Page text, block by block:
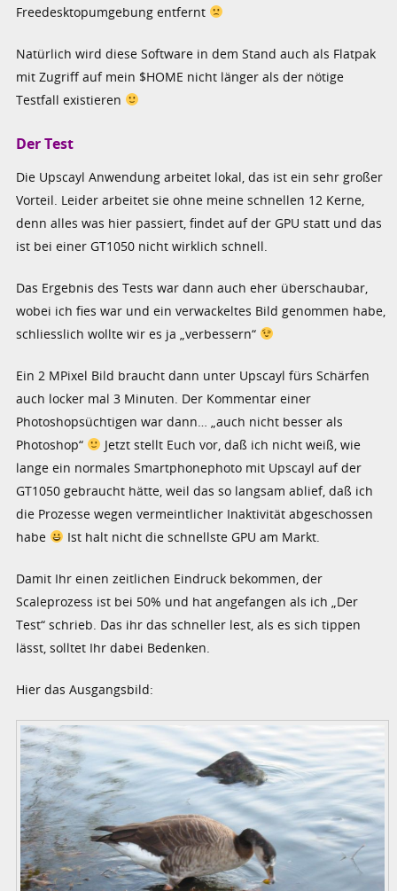
Freedesktopumgebung entfernt
Natürlich wird diese Software in dem Stand auch als Flatpak
mit Zugriff auf mein $HOME nicht länger als der nötige
Testfall existieren
Der Test
Die Upscayl Anwendung arbeitet lokal, das ist ein sehr großer
Vorteil. Leider arbeitet sie ohne meine schnellen 12 Kerne,
denn alles was hier passiert, findet auf der GPU statt und das
ist bei einer GT1050 nicht wirklich schnell.
Das Ergebnis des Tests war dann auch eher überschaubar,
wobei ich fies war und ein verwackeltes Bild genommen habe,
schliesslich wollte wir es ja „verbessern“
Ein 2 MPixel Bild braucht dann unter Upscayl fürs Schärfen
auch locker mal 3 Minuten. Der Kommentar einer
Photoshopsüchtigen war dann… „auch nicht besser als
Photoshop“
Jetzt stellt Euch vor, daß ich nicht weiß, wie
lange ein normales Smartphonephoto mit Upscayl auf der
GT1050 gebraucht hätte, weil das so langsam ablief, daß ich
die Prozesse wegen vermeintlicher Inaktivität abgeschossen
habe
Ist halt nicht die schnellste GPU am Markt.
Damit Ihr einen zeitlichen Eindruck bekommen, der
Scaleprozess ist bei 50% und hat angefangen als ich „Der
Test“ schrieb. Das ihr das schneller lest, als es sich tippen
lässt, solltet Ihr dabei Bedenken.
Hier das Ausgangsbild: